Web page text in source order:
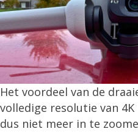
Het voordeel van de
volledige resolutie van
dus niet meer in te